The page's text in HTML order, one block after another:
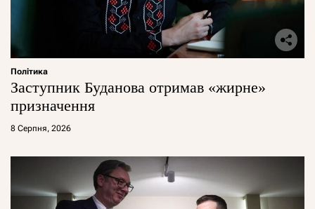
Політика
Заступник Буданова отримав «жирне»
призначення
8 Серпня, 2026